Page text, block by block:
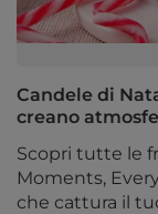
Candele di
creano
Scopri tutte le
Moments,
che cattura il